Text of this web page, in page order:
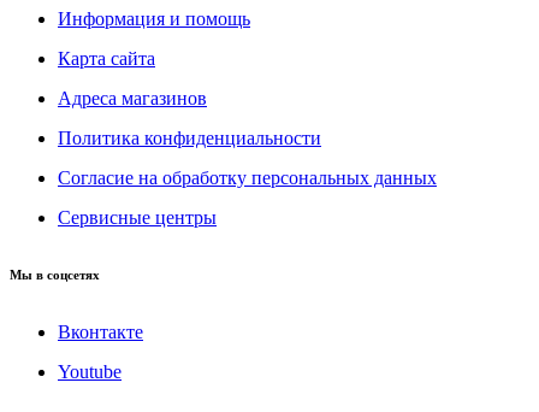
Информация и помощь
Карта сайта
Адреса магазинов
Политика конфиденциальности
Согласие на обработку персональных данных
Сервисные центры
Мы в соцсетях
Вконтакте
Youtube